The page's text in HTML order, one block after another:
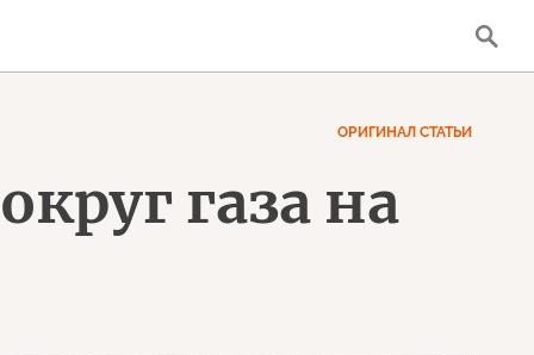
ОРИГИНАЛ СТАТЬИ
газа на